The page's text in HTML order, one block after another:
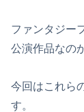
ファンタジー
公演作品なの
今回はこれら
す。